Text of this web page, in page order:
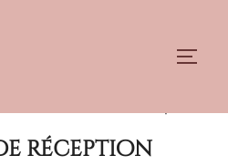
réception